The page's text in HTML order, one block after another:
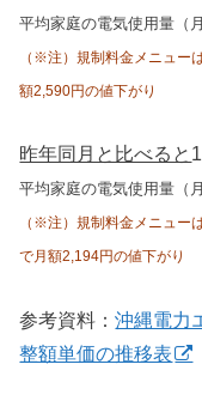
平均家庭の電気使用量（
（※注）規制料金メニュー
額2,590円の値下がり
昨年同月と比べると
平均家庭の電気使用量（
（※注）規制料金メニュー
で月額2,194円の値下がり
参考資料：沖縄電力
整額単価の推移表